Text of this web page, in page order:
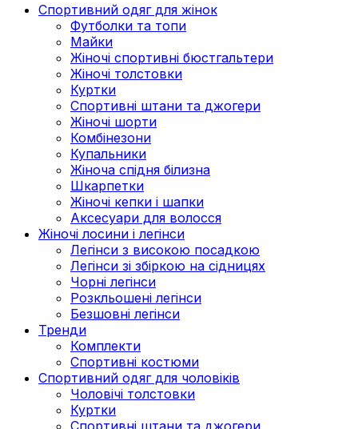
Спортивний одяг для жінок
Футболки та топи
Майки
Жіночі спортивні бюстгальтери
Жіночі толстовки
Куртки
Спортивні штани та джогери
Жіночі шорти
Комбінезони
Купальники
Жіноча спідня білизна
Шкарпетки
Жіночі кепки і шапки
Аксесуари для волосся
Жіночі лосини і легінси
Легінси з високою посадкою
Легінси зі збіркою на сідницях
Чорні легінси
Розкльошені легінси
Безшовні легінси
Тренди
Комплекти
Спортивні костюми
Спортивний одяг для чоловіків
Чоловічі толстовки
Куртки
Спортивні штани та джогери